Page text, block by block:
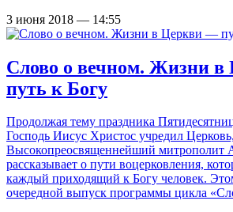
3 июня 2018 — 14:55
Слово о вечном. Жизни
путь к Богу
Продолжая тему праздника
Господь Иисус Христос учредил Церковь,
Высокопреосвященнейший митрополит
рассказывает о пути воцерковления,
каждый приходящий к Богу человек.
очередной выпуск программы цикла